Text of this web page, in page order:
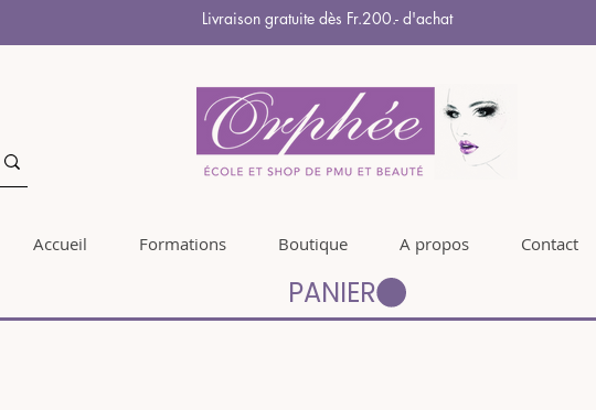
Livraison gratuite dès Fr.200.- d'achat
Accueil Formations Boutique A propos Contact
PANIER